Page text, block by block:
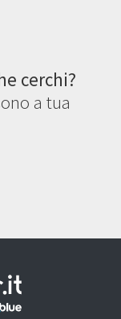
cerchi?
a tua